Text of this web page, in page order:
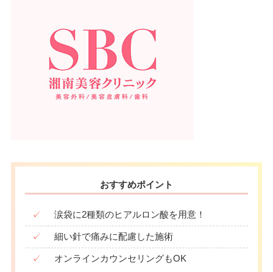
おすすめポイント
✓ 涙袋に2種類のヒアルロン酸を用意！
✓ 細い針で痛みに配慮した施術
✓ オンラインカウンセリングもOK